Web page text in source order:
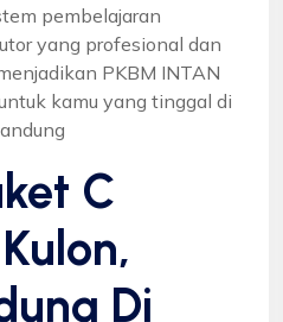
pembelajaran
yang profesional dan
PKBM INTAN
kamu yang tinggal di
C
Di